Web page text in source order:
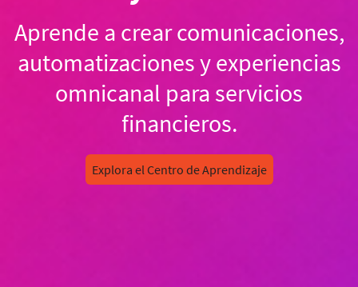
Aprende a crear comunicaciones,
automatizaciones y experiencias
omnicanal para servicios
financieros.
Explora el Centro de Aprendizaje